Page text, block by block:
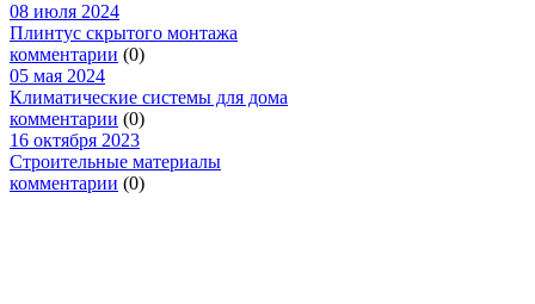
08 июля 2024
Плинтус скрытого монтажа
комментарии (0)
05 мая 2024
Климатические системы для дома
комментарии (0)
16 октября 2023
Строительные материалы
комментарии (0)